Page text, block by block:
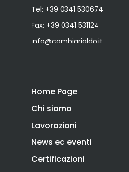
Tel: +39 0341 530674
Fax: +39 0341 531124
info@combiarialdo.it
Home Page
Chi siamo
Lavorazioni
News ed eventi
Certificazioni